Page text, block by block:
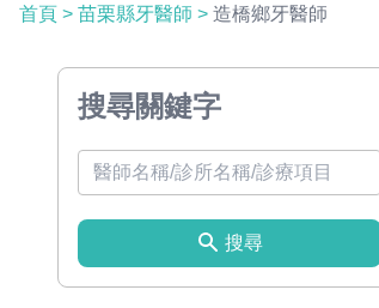
首頁 > 苗栗縣牙醫師 > 造橋鄉牙醫師
搜尋關鍵字
搜尋